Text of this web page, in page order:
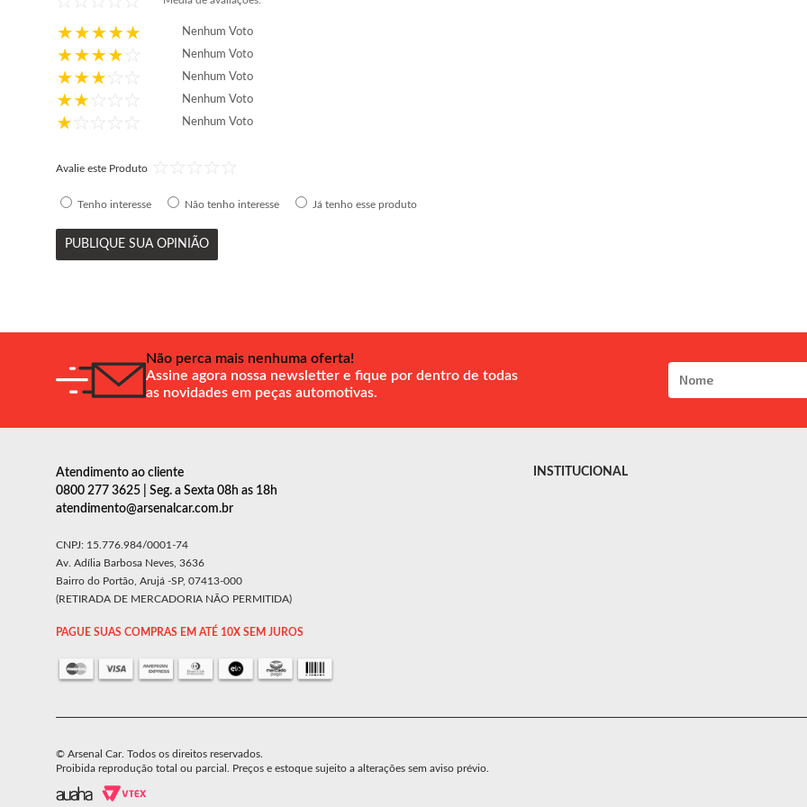
Nenhum Voto
Nenhum Voto
Nenhum Voto
Nenhum Voto
Nenhum Voto
Avalie este Produto
Tenho interesse Não tenho interesse Já tenho esse produto
PUBLIQUE SUA OPINIÃO
Não perca mais nenhuma oferta!
Assine agora nossa newsletter e fique por dentro de todas
as novidades em peças automotivas.
Atendimento ao cliente
0800 277 3625 | Seg. a Sexta 08h as 18h
atendimento@arsenalcar.com.br
CNPJ: 15.776.984/0001-74
Av. Adília Barbosa Neves, 3636
Bairro do Portão, Arujá -SP, 07413-000
(RETIRADA DE MERCADORIA NÃO PERMITIDA)
PAGUE SUAS COMPRAS EM ATÉ 10X SEM JUROS
INSTITUCIONAL
© Arsenal Car. Todos os direitos reservados.
Proibida reprodução total ou parcial. Preços e estoque sujeito a alterações sem aviso prévio.